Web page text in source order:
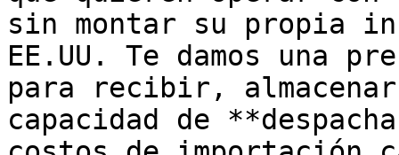
sin montar su propia
EE.UU. Te damos una
para recibir,
capacidad de